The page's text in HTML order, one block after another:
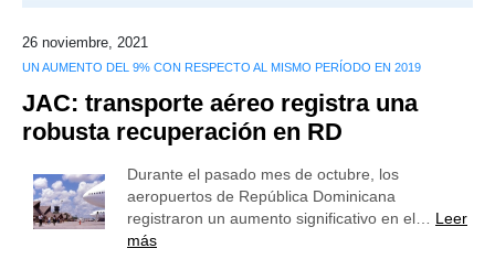
26 noviembre, 2021
UN AUMENTO DEL 9% CON RESPECTO AL MISMO PERÍODO EN 2019
JAC: transporte aéreo registra una
robusta recuperación en RD
Durante el pasado mes de octubre, los
aeropuertos de República Dominicana
registraron un aumento significativo en el… Leer
más